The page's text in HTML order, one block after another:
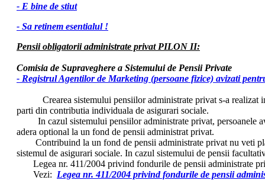
- E bine de stiut
- Sa retinem esentialul !
Pensii obligatorii administrate privat PILON II:
Comisia de Supraveghere a Sistemului de Pensii Private
- Registrul Agentilor de Marketing (persoane fizice) avizati
Crearea sistemului pensiilor administrate privat s-a realizat in
parti din contributia individuala de asigurari sociale.
In cazul sistemului pensiilor administrate privat, persoanele
adera optional la un fond de pensii administrat privat.
Contribuind la un fond de pensii administrate privat nu veti
sistemul de asigurari sociale. In cazul sistemului de pensii
Legea nr. 411/2004 privind fondurile de pensii administrate
Vezi: Legea nr. 411/2004 privind fondurile de pensii